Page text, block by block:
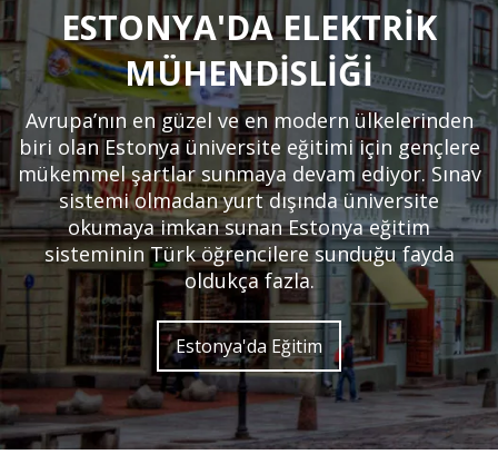
ESTONYA'DA ELEKTRIK
MÜHENDISLIĞI
Avrupa’nın en güzel ve en modern ülkelerinden
biri olan Estonya üniversite eğitimi için gençlere
mükemmel şartlar sunmaya devam ediyor. Sınav
sistemi olmadan yurt dışında üniversite
okumaya imkan sunan Estonya eğitim
sisteminin Türk öğrencilere sunduğu fayda
oldukça fazla.
Estonya'da Eğitim